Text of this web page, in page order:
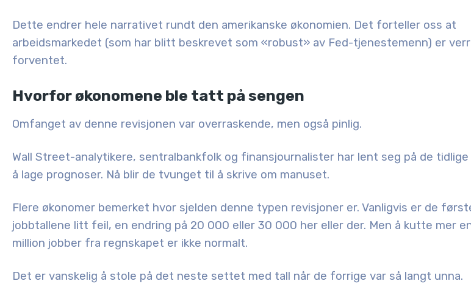
Dette endrer hele narrativet rundt den amerikanske økonomien. Det forteller oss at
arbeidsmarkedet (som har blitt beskrevet som «robust» av Fed-tjenestemenn) er
forventet.
Hvorfor økonomene ble tatt på sengen
Omfanget av denne revisjonen var overraskende, men også pinlig.
Wall Street-analytikere, sentralbankfolk og finansjournalister har lent seg på de
å lage prognoser. Nå blir de tvunget til å skrive om manuset.
Flere økonomer bemerket hvor sjelden denne typen revisjoner er. Vanligvis er de
jobbtallene litt feil, en endring på 20 000 eller 30 000 her eller der. Men å kutte mer
million jobber fra regnskapet er ikke normalt.
Det er vanskelig å stole på det neste settet med tall når de forrige var så langt unna.